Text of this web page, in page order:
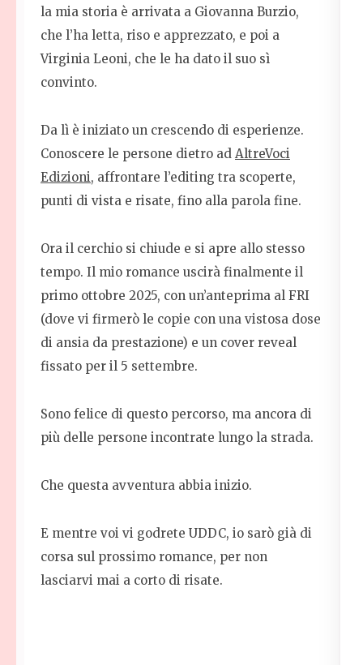
la mia storia è arrivata a Giovanna Burzio,
che l’ha letta, riso e apprezzato, e poi a
Virginia Leoni, che le ha dato il suo sì
convinto.
Da lì è iniziato un crescendo di esperienze.
Conoscere le persone dietro ad AltreVoci
Edizioni, affrontare l’editing tra scoperte,
punti di vista e risate, fino alla parola fine.
Ora il cerchio si chiude e si apre allo stesso
tempo. Il mio romance uscirà finalmente il
primo ottobre 2025, con un’anteprima al FRI
(dove vi firmerò le copie con una vistosa dose
di ansia da prestazione) e un cover reveal
fissato per il 5 settembre.
Sono felice di questo percorso, ma ancora di
più delle persone incontrate lungo la strada.
Che questa avventura abbia inizio.
E mentre voi vi godrete UDDC, io sarò già di
corsa sul prossimo romance, per non
lasciarvi mai a corto di risate.